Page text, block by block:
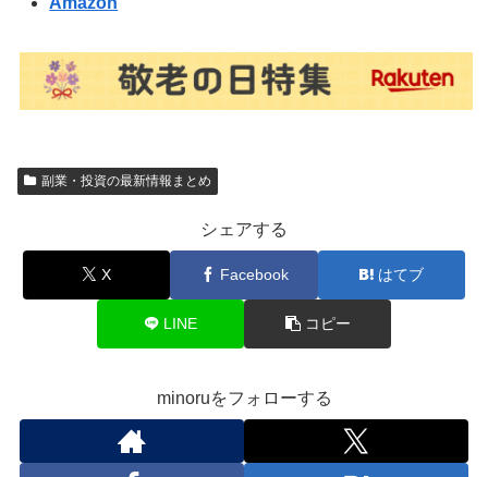
副業・投資の最新情報まとめ
シェアする
X Facebook はてブ
LINE コピー
minoruをフォローする